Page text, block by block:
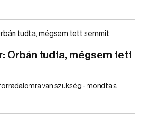
Orbán tudta, mégsem tett
van szükség - mondta a